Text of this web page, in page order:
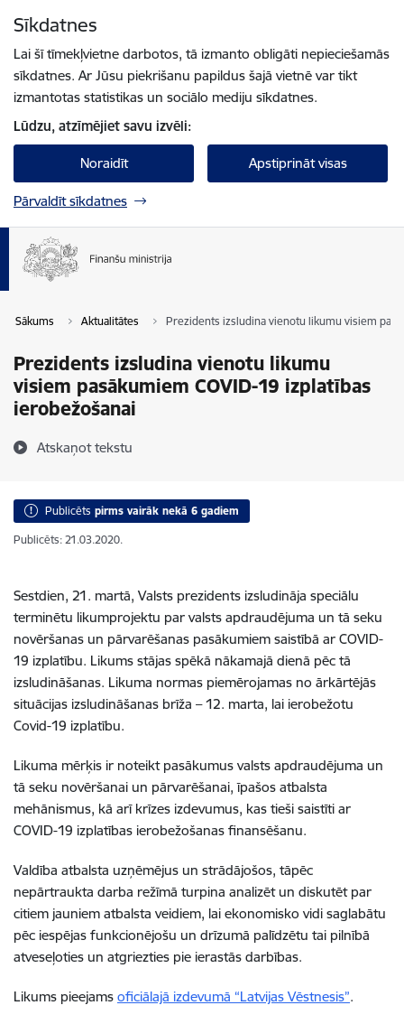
Sīkdatnes
Lai šī tīmekļvietne darbotos, tā izmanto obligāti nepieciešamās
sīkdatnes. Ar Jūsu piekrišanu papildus šajā vietnē var tikt
izmantotas statistikas un sociālo mediju sīkdatnes.
Lūdzu, atzīmējiet savu izvēli:
Noraidīt Apstiprināt visas
Pārvaldīt sīkdatnes
Sākums Aktualitātes Prezidents izsludina vienotu likumu visiem
Prezidents izsludina vienotu likumu
visiem pasākumiem COVID-19 izplatības
ierobežošanai
Atskaņot tekstu
Publicēts pirms vairāk nekā 6 gadiem
Publicēts: 21.03.2020.
Sestdien, 21. martā, Valsts prezidents izsludināja speciālu
terminētu likumprojektu par valsts apdraudējuma un tā seku
novēršanas un pārvarēšanas pasākumiem saistībā ar COVID-
19 izplatību. Likums stājas spēkā nākamajā dienā pēc tā
izsludināšanas. Likuma normas piemērojamas no ārkārtējās
situācijas izsludināšanas brīža – 12. marta, lai ierobežotu
Covid-19 izplatību.
Likuma mērķis ir noteikt pasākumus valsts apdraudējuma un
tā seku novēršanai un pārvarēšanai, īpašos atbalsta
mehānismus, kā arī krīzes izdevumus, kas tieši saistīti ar
COVID-19 izplatības ierobežošanas finansēšanu.
Valdība atbalsta uzņēmējus un strādājošos, tāpēc
nepārtraukta darba režīmā turpina analizēt un diskutēt par
citiem jauniem atbalsta veidiem, lai ekonomisko vidi saglabātu
pēc iespējas funkcionējošu un drīzumā palīdzētu tai pilnībā
atveseļoties un atgriezties pie ierastās darbības.
Likums pieejams oficiālajā izdevumā “Latvijas Vēstnesis”.